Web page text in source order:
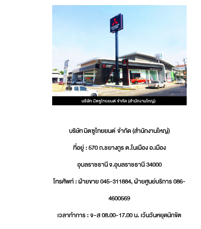
บริษัท มิตซูไทยยนต์ จำกัด (สำนักงานใหญ่)
ที่อยู่ : 570 ถ.ชยางกูร ต.ในเมือง อ.เมือง
อุบลราชธานี จ.อุบลราชธานี 34000
โทรศัพท์ : ฝ่ายขาย 045-311884, ฝ่ายศูนย์บริการ 086-
4600569
เวลาทำการ : จ-ส 08.00-17.00 น. เว้นวันหยุดนักขัต